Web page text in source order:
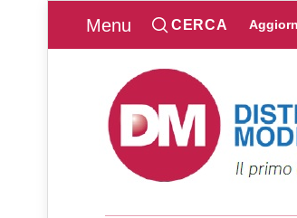
Menu CERCA